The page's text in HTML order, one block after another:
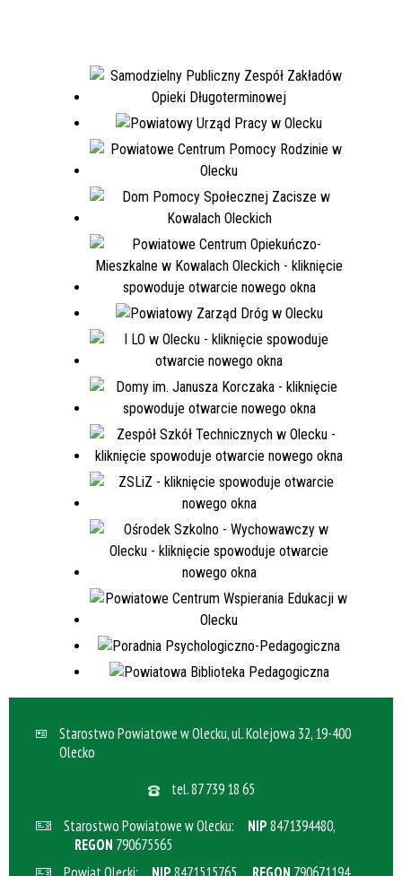
Starostwo Powiatowe w Olecku, ul. Kolejowa 32, 19-400
Olecko
tel.87 739 18 65
Starostwo Powiatowe w Olecku:
NIP8471394480,
REGON 790675565